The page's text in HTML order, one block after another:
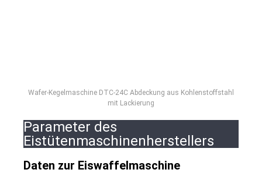
Wafer-Kegelmaschine DTC-24C Abdeckung aus Kohlenstoffstahl
mit Lackierung
Parameter des
Eistütenmaschinenherstellers
Daten zur Eiswaffelmaschine